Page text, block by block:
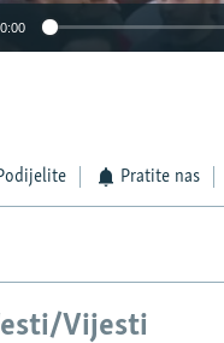
0:00
Pratite nas
Vijesti